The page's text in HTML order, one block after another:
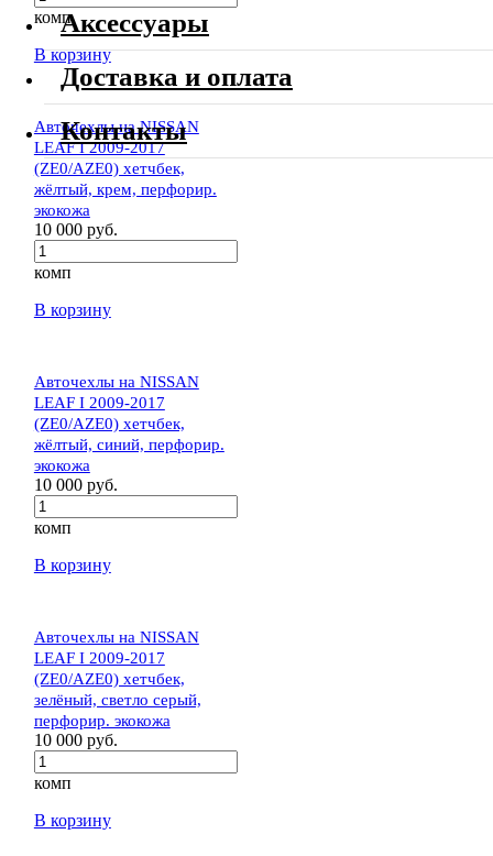
комп
В корзину
Авточехлы на NISSAN
LEAF I 2009-2017
(ZE0/AZE0) хетчбек,
жёлтый, крем, перфорир.
экокожа
10 000 руб.
комп
В корзину
Авточехлы на NISSAN
LEAF I 2009-2017
(ZE0/AZE0) хетчбек,
жёлтый, синий, перфорир.
экокожа
10 000 руб.
комп
В корзину
Авточехлы на NISSAN
LEAF I 2009-2017
(ZE0/AZE0) хетчбек,
зелёный, светло серый,
перфорир. экокожа
10 000 руб.
комп
В корзину
Аксессуары
Доставка и оплата
Контакты